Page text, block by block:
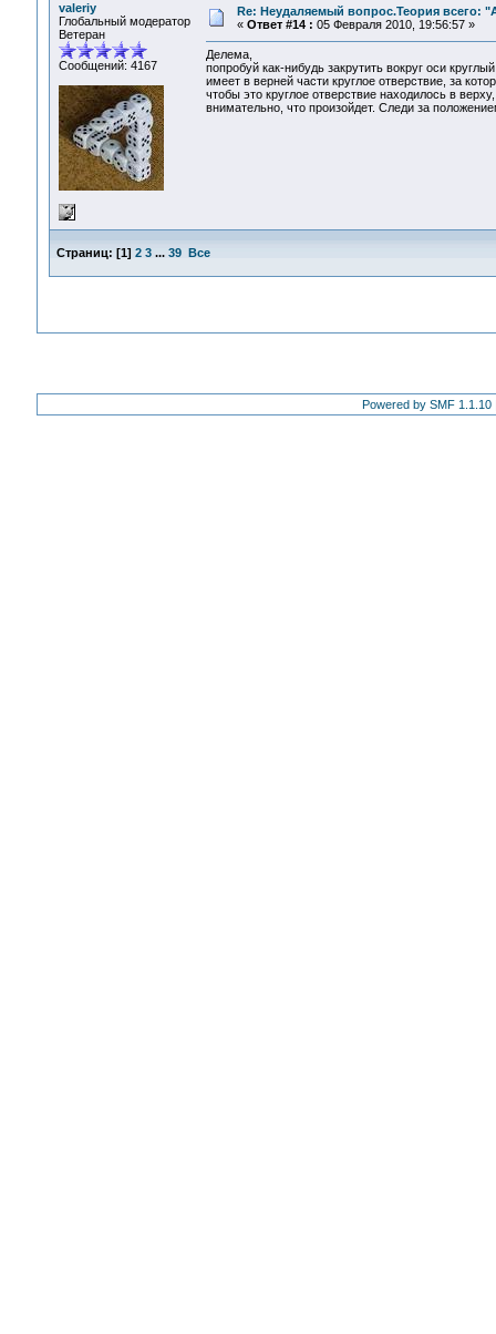
valeriy
Глобальный модератор
Ветеран
Сообщений: 4167
Re: Неудаляемый вопрос.Теория всего:
« Ответ #14 : 05 Февраля 2010, 19:56:57 »
Делема,
попробуй как-нибудь закрутить вокруг оси
имеет в верней части круглое отверствие, за
чтобы это круглое отверствие находилось в
внимательно, что произойдет. Следи за
Страниц: [1] 2 3 ... 39 Все
Powered by SMF 1.1.10